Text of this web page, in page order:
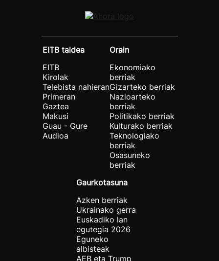
EITB taldea
EITB
Kirolak
Telebista nahieran
Primeran
Gaztea
Makusi
Guau - Gure
Audioa
Orain
Ekonomiako
berriak
Gizarteko berriak
Nazioarteko
berriak
Politikako berriak
Kulturako berriak
Teknologiako
berriak
Osasuneko
berriak
Gaurkotasuna
Azken berriak
Ukrainako gerra
Euskadiko lan
egutegia 2026
Eguneko
albisteak
AEB eta Trump